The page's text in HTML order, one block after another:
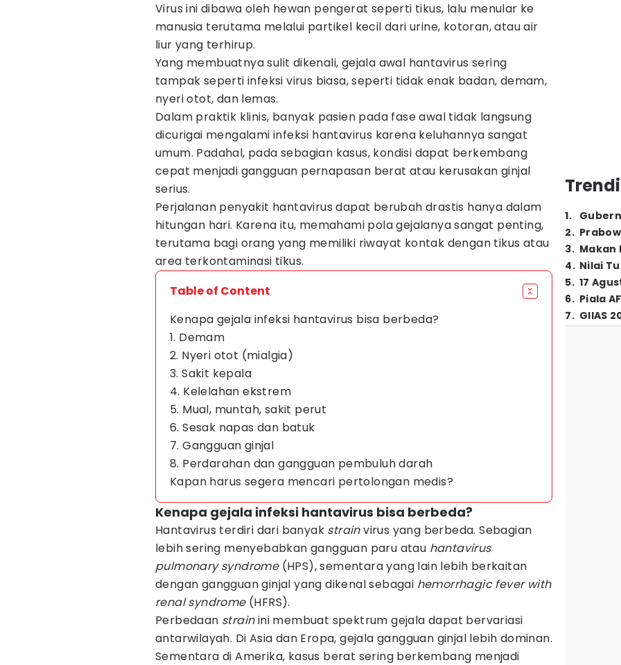
Virus ini dibawa oleh hewan pengerat seperti tikus, lalu menular ke
manusia terutama melalui partikel kecil dari urine, kotoran, atau air
liur yang terhirup.
Yang membuatnya sulit dikenali, gejala awal hantavirus sering
tampak seperti infeksi virus biasa, seperti tidak enak badan, demam,
nyeri otot, dan lemas.
Dalam praktik klinis, banyak pasien pada fase awal tidak langsung
dicurigai mengalami infeksi hantavirus karena keluhannya sangat
umum. Padahal, pada sebagian kasus, kondisi dapat berkembang
cepat menjadi gangguan pernapasan berat atau kerusakan ginjal
serius.
Perjalanan penyakit hantavirus dapat berubah drastis hanya dalam
hitungan hari. Karena itu, memahami pola gejalanya sangat penting,
terutama bagi orang yang memiliki riwayat kontak dengan tikus atau
area terkontaminasi tikus.
Table of Content
Kenapa gejala infeksi hantavirus bisa berbeda?
1. Demam
2. Nyeri otot (mialgia)
3. Sakit kepala
4. Kelelahan ekstrem
5. Mual, muntah, sakit perut
6. Sesak napas dan batuk
7. Gangguan ginjal
8. Perdarahan dan gangguan pembuluh darah
Kapan harus segera mencari pertolongan medis?
Kenapa gejala infeksi hantavirus bisa berbeda?
Hantavirus terdiri dari banyak strainvirus yang berbeda. Sebagian
lebih sering menyebabkan gangguan paru atau hantavirus
pulmonary syndrome(HPS), sementara yang lain lebih berkaitan
dengan gangguan ginjal yang dikenal sebagai hemorrhagic fever with
renal syndrome(HFRS).
Perbedaan strainini membuat spektrum gejala dapat bervariasi
antarwilayah. Di Asia dan Eropa, gejala gangguan ginjal lebih dominan.
Sementara di Amerika, kasus berat sering berkembang menjadi
1.
2.
3. Makan
4. Nilai
5. 17
6. Piala
7. GIIAS